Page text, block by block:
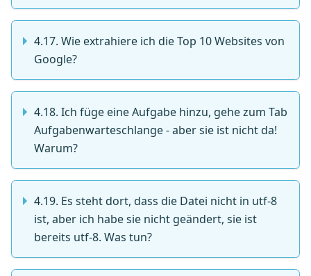
4.17. Wie extrahiere ich die Top 10 Websites von
Google?
4.18. Ich füge eine Aufgabe hinzu, gehe zum Tab
Aufgabenwarteschlange - aber sie ist nicht da!
Warum?
4.19. Es steht dort, dass die Datei nicht in utf-8
ist, aber ich habe sie nicht geändert, sie ist
bereits utf-8. Was tun?